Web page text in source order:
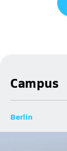
Campus
Berlin